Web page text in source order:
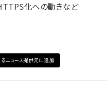
化への動きなど
ニュース提供元に追加